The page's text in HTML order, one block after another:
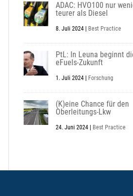
ADAC: HVO100 nur
teurer als Diesel
8. Juli 2024| Best Practice
PtL: In Leuna beginnt
eFuels-Zukunft
1. Juli 2024| Forschung
(K)eine Chance für den
Oberleitungs-Lkw
24. Juni 2024| Best Practice